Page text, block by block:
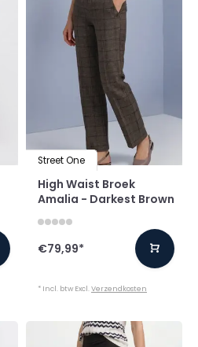
Street One
High Waist Broek
Amalia - Darkest Brown
€79,99*
* Incl. btw Excl.Verzendkosten